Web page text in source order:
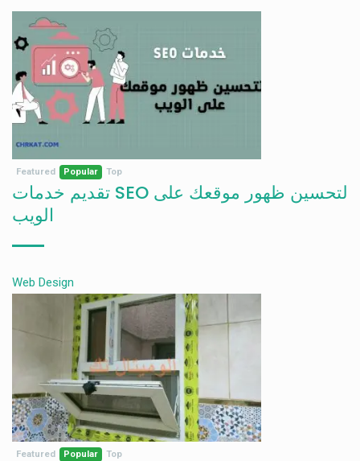
Featured Popular Top
تقديم خدمات SEO لتحسين ظهور موقعك على
الويب
Web Design
Featured Popular Top